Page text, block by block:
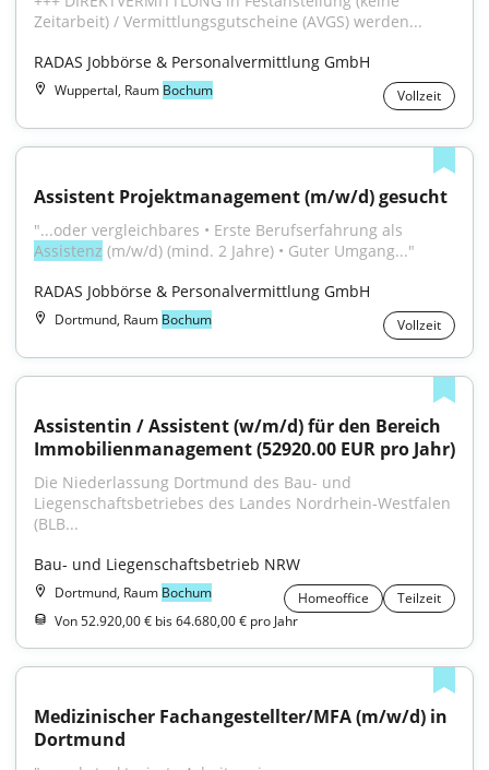
Zeitarbeit) / Vermittlungsgutscheine (AVGS) werden...
RADAS Jobbörse & Personalvermittlung GmbH
Wuppertal, Raum Bochum Vollzeit
Assistent Projektmanagement (m/w/d) gesucht
Assistenz (m/w/d) (mind. 2 Jahre) • Guter Umgang..."
RADAS Jobbörse & Personalvermittlung GmbH
Dortmund, Raum Bochum Vollzeit
Assistentin / Assistent (w/m/d) für den Bereich
Immobilienmanagement (52920.00 EUR pro Jahr)
Die Niederlassung Dortmund des Bau- und
Liegenschafts­betriebes des Landes Nordrhein‑Westfalen
(BLB...
Bau- und Liegenschaftsbetrieb NRW
Dortmund, Raum Bochum Homeoffice
Teilzeit
Von 52.920,00 € bis 64.680,00 € pro Jahr
Medizinischer Fachangestellter/MFA (m/w/d) in
Dortmund